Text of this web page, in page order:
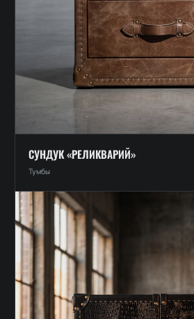
СУНДУК «РЕЛИКВАРИЙ»
Тумбы